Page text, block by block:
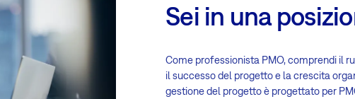
Sei in una
Come professionista PMO, comprendi il
il successo del progetto e la crescita
gestione del progetto è progettato per